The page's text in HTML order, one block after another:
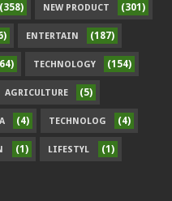
(358) NEW PRODUCT (301)
ENTERTAIN (187)
TECHNOLOGY (154)
AGRICULTURE (5)
(4) TECHNOLOG (4)
(1) LIFESTYL (1)